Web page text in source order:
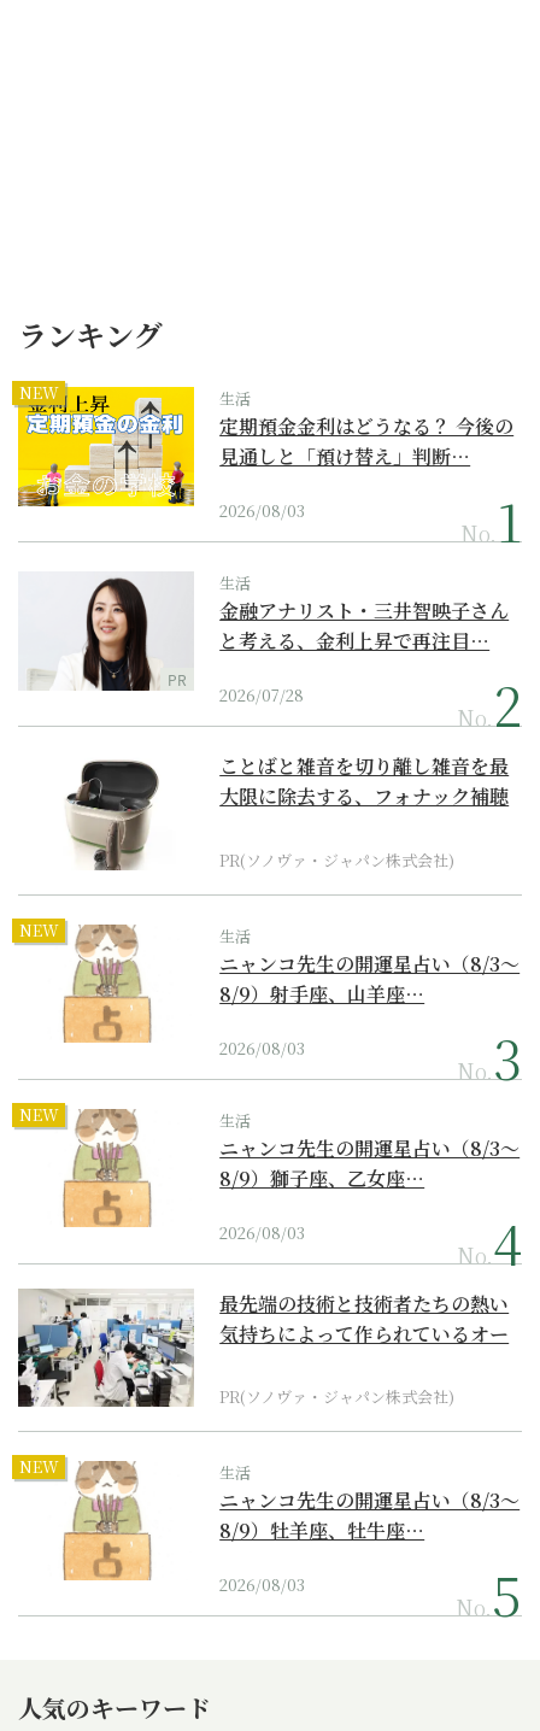
ランキング
NEW 生活
定期預金金利はどうなる？ 今後の
見通しと「預け替え」判断…
2026/08/03
No.
PR
生活
金融アナリスト・三井智映子さん
と考える、金利上昇で再注目…
2026/07/28
No.
ことばと雑音を切り離し雑音を最
大限に除去する、フォナック補聴
PR(ソノヴァ・ジャパン株式会社)
NEW 生活
ニャンコ先生の開運星占い（8/3～
8/9）射手座、山羊座…
2026/08/03
No.
NEW 生活
ニャンコ先生の開運星占い（8/3～
8/9）獅子座、乙女座…
2026/08/03
No.
最先端の技術と技術者たちの熱い
気持ちによって作られているオー
PR(ソノヴァ・ジャパン株式会社)
NEW 生活
ニャンコ先生の開運星占い（8/3～
8/9）牡羊座、牡牛座…
2026/08/03
No.
人気のキーワード